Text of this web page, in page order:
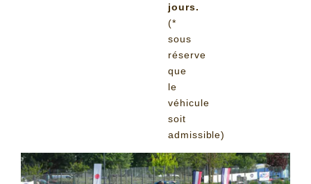
jours.
(*
sous
réserve
que
le
véhicule
soit
admissible)